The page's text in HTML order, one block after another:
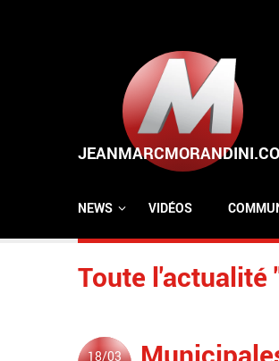
NEWS VIDÉOS
Toute l'actualité
18/03